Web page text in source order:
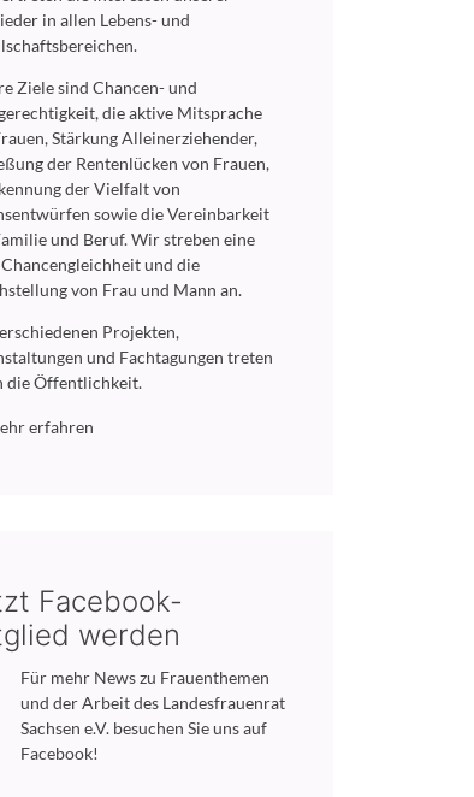
in allen Lebens- und
Ziele sind Chancen- und
die aktive Mitsprache
Stärkung Alleinerziehender,
der Rentenlücken von Frauen,
der Vielfalt von
sowie die Vereinbarkeit
und Beruf. Wir streben eine
und die
von Frau und Mann an.
Projekten,
und Fachtagungen treten
die Öffentlichkeit.
erfahren
Facebook-
werden
Für mehr News zu Frauenthemen
und der Arbeit des Landesfrauenrat
Sachsen e.V. besuchen Sie uns auf
Facebook!